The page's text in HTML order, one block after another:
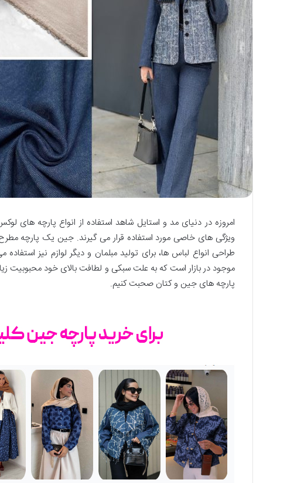
امروزه در دنیای مد و استایل شاهد استفاده از انواع پارچه های
ویژگی های خاصی مورد استفاده قرار می گیرند. جین یک پارچه مطرح
طراحی انواع لباس ها، برای تولید مبلمان و دیگر لوازم نیز
موجود در بازار است که به علت سبکی و لطافت بالای خود محبوبیت
پارچه های جین و کتان صحبت کنیم.